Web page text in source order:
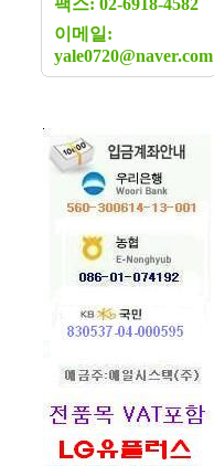
팩스: 02-6918-4582
이메일:
yale0720@naver.com